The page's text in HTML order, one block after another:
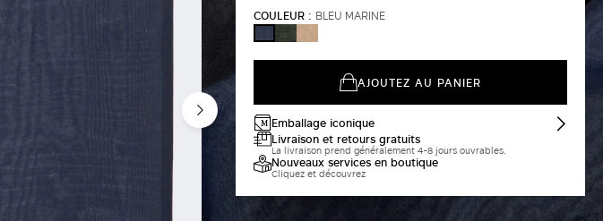
COULEUR : BLEU MARINE
BLEU
MARINE
VERT
MOUSSE
MIEL
AJOUTEZ AU PANIER
Emballage iconique
Livraison et retours gratuits
La livraison prend généralement 4-8 jours ouvrables.
Nouveaux services en boutique
Cliquez et découvrez